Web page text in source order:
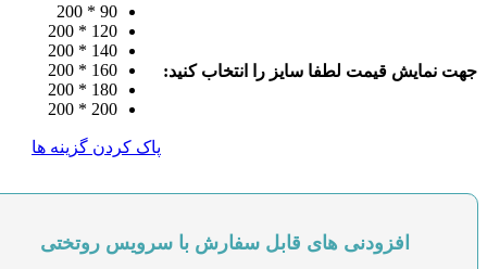
نمایش قیمت لطفا سایز را انتخاب کنید:
90 * 200
120 * 200
140 * 200
160 * 200
180 * 200
200 * 200
پاک کردن گزینه ها
افزودنی های قابل سفارش با سرویس روتختی